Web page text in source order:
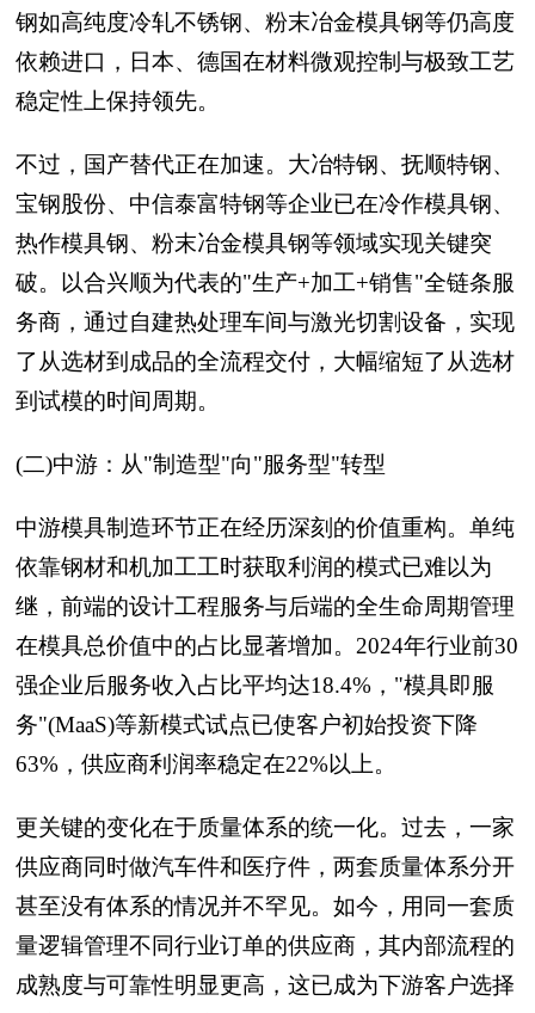
钢如高纯度冷轧不锈钢、粉末冶金模具钢等仍高度
依赖进口，日本、德国在材料微观控制与极致工艺
稳定性上保持领先。
不过，国产替代正在加速。大冶特钢、抚顺特钢、
宝钢股份、中信泰富特钢等企业已在冷作模具钢、
热作模具钢、粉末冶金模具钢等领域实现关键突
破。以合兴顺为代表的"生产+加工+销售"全链条服
务商，通过自建热处理车间与激光切割设备，实现
了从选材到成品的全流程交付，大幅缩短了从选材
到试模的时间周期。
(二)中游：从"制造型"向"服务型"转型
中游模具制造环节正在经历深刻的价值重构。单纯
依靠钢材和机加工工时获取利润的模式已难以为
继，前端的设计工程服务与后端的全生命周期管理
在模具总价值中的占比显著增加。2024年行业前30
强企业后服务收入占比平均达18.4%，"模具即服
务"(MaaS)等新模式试点已使客户初始投资下降
63%，供应商利润率稳定在22%以上。
更关键的变化在于质量体系的统一化。过去，一家
供应商同时做汽车件和医疗件，两套质量体系分开
甚至没有体系的情况并不罕见。如今，用同一套质
量逻辑管理不同行业订单的供应商，其内部流程的
成熟度与可靠性明显更高，这已成为下游客户选择